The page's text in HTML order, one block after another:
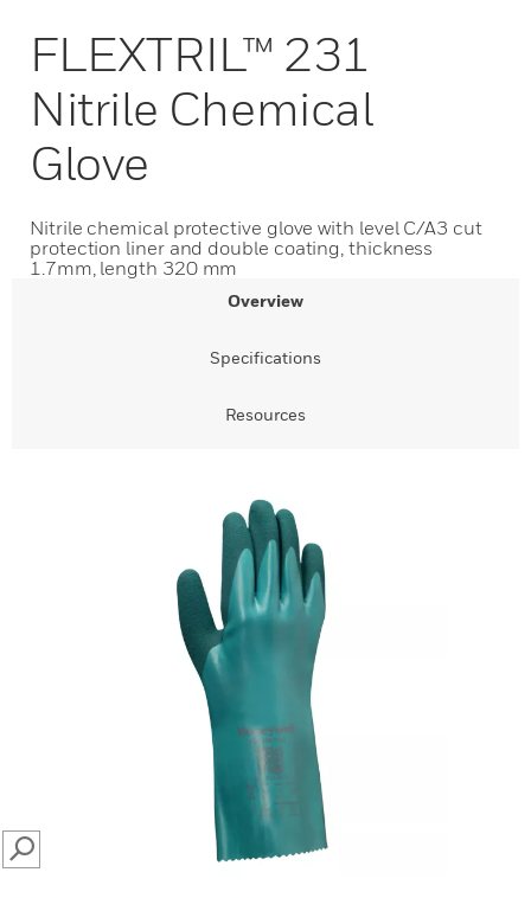
FLEXTRIL™ 231
Nitrile Chemical
Glove
Nitrile chemical protective glove with level C/A3 cut
protection liner and double coating, thickness
1.7mm, length 320 mm
Overview
Specifications
Resources
SEARCH